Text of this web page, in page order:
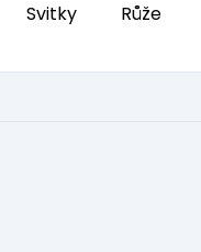
Svitky Růže